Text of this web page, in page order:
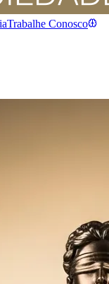
Trabalhe Conosco